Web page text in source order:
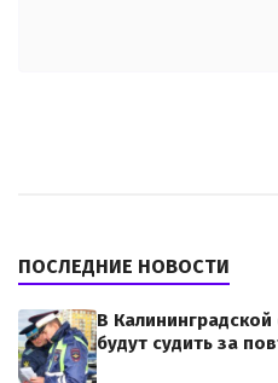
ПОСЛЕДНИЕ НОВОСТИ
В
будут судить за